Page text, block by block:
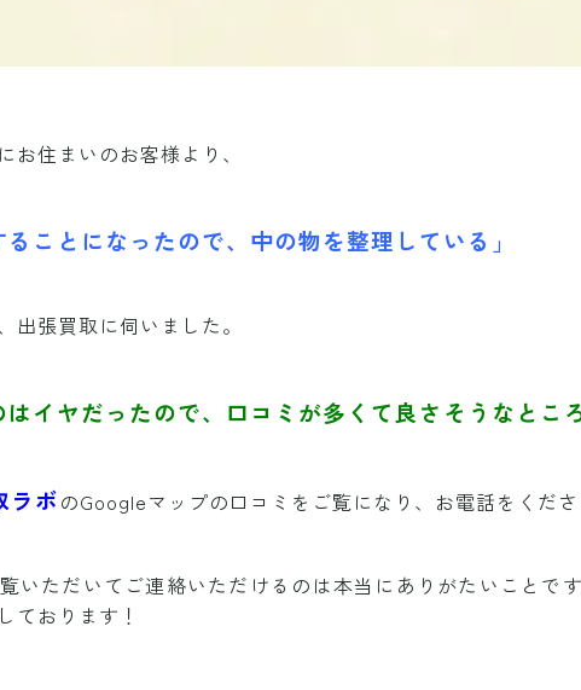
お住まいのお客様より、
ることになったので、中の物を整理している」
出張買取に伺いました。
はイヤだったので、口コミが多くて良さそうなとこ
ラボのGoogleマップの口コミをご覧になり、お電話をくださ
いただいてご連絡いただけるのは本当にありがたいことで
ております！